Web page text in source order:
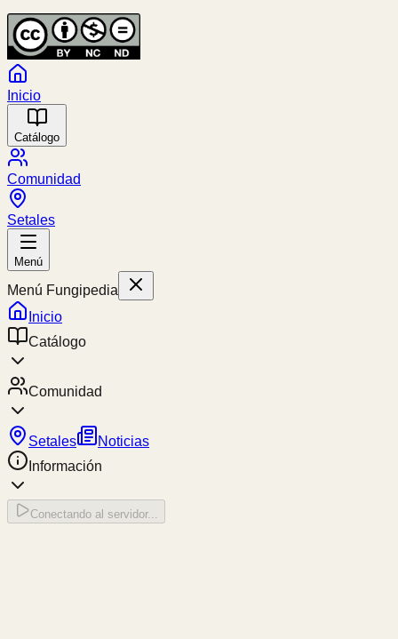
Inicio
Catálogo
Comunidad
Setales
Menú
Menú Fungipedia
Inicio
Catálogo
Comunidad
Setales
Noticias
Información
Conectando al servidor...